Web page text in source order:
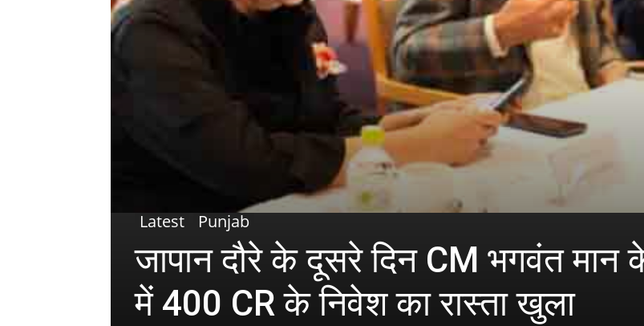
Latest Punjab
जापान दौरे के दूसरे दिन CM भगवंत मान
में 400 CR के निवेश का रास्ता खुला